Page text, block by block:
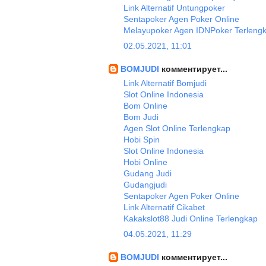
Link Alternatif Untungpoker
Sentapoker Agen Poker Online
Melayupoker Agen IDNPoker
02.05.2021, 11:01
BOMJUDI комментирует...
Link Alternatif Bomjudi
Slot Online Indonesia
Bom Online
Bom Judi
Agen Slot Online Terlengkap
Hobi Spin
Slot Online Indonesia
Hobi Online
Gudang Judi
Gudangjudi
Sentapoker Agen Poker Online
Link Alternatif Cikabet
Kakakslot88 Judi Online Terlengkap
04.05.2021, 11:29
BOMJUDI комментирует...